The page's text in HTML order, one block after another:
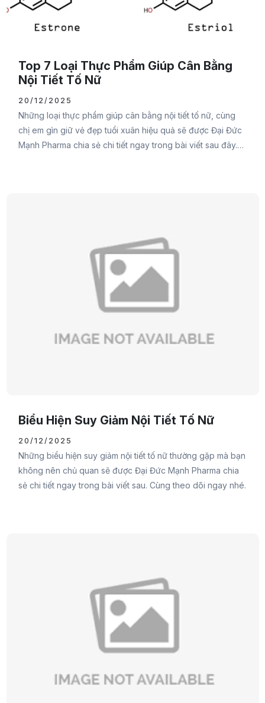
Top 7 Loại Thực Phẩm Giúp Cân Bằng
Nội Tiết Tố Nữ
20/12/2025
Những loại thực phẩm giúp cân bằng nội tiết tố nữ, cùng
chị em gìn giữ vẻ đẹp tuổi xuân hiệu quả sẽ được Đại Đức
Mạnh Pharma chia sẻ chi tiết ngay trong bài viết sau đây.
Biểu Hiện Suy Giảm Nội Tiết Tố Nữ
20/12/2025
Những biểu hiện suy giảm nội tiết tố nữ thường gặp mà bạn
không nên chủ quan sẽ được Đại Đức Mạnh Pharma chia
sẻ chi tiết ngay trong bài viết sau. Cùng theo dõi ngay nhé.